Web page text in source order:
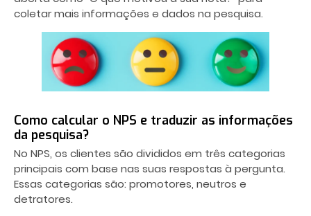
coletar mais informações e dados na pesquisa.
Como calcular o NPS e traduzir as informações
da pesquisa?
No NPS, os clientes são divididos em três categorias
principais com base nas suas respostas à pergunta.
Essas categorias são: promotores, neutros e
detratores.